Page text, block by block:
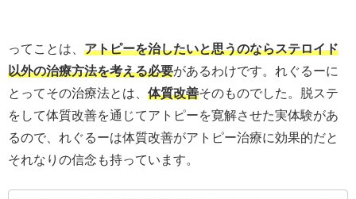
ってことは、 アトピーを治したいと思うのならステロイド
以外の治療方法を考える必要があるわけです。れぐるーに
とってその治療法とは、 体質改善そのものでした。脱ステ
をして体質改善を通じてアトピーを寛解させた実体験があ
るので、れぐるーは体質改善がアトピー治療に効果的だと
それなりの信念も持っています。